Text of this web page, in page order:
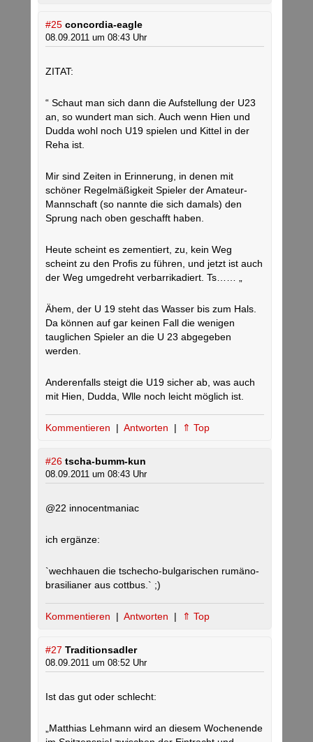
#25 concordia-eagle
08.09.2011 um 08:43 Uhr
ZITAT:
“ Schaut man sich dann die Aufstellung der U23
an, so wundert man sich. Auch wenn Hien und
Dudda wohl noch U19 spielen und Kittel in der
Reha ist.
Mir sind Zeiten in Erinnerung, in denen mit
schöner Regelmäßigkeit Spieler der Amateur-
Mannschaft (so nannte die sich damals) den
Sprung nach oben geschafft haben.
Heute scheint es zementiert, zu, kein Weg
scheint zu den Profis zu führen, und jetzt ist auch
der Weg umgedreht verbarrikadiert. Ts…… „
Ähem, der U 19 steht das Wasser bis zum Hals.
Da können auf gar keinen Fall die wenigen
tauglichen Spieler an die U 23 abgegeben
werden.
Anderenfalls steigt die U19 sicher ab, was auch
mit Hien, Dudda, Wlle noch leicht möglich ist.
Kommentieren | Antworten | ⇑ Top
#26 tscha-bumm-kun
08.09.2011 um 08:43 Uhr
@22 innocentmaniac
ich ergänze:
`wechhauen die tschecho-bulgarischen rumäno-
brasilianer aus cottbus.` ;)
Kommentieren | Antworten | ⇑ Top
#27 Traditionsadler
08.09.2011 um 08:52 Uhr
Ist das gut oder schlecht:
„Matthias Lehmann wird an diesem Wochenende